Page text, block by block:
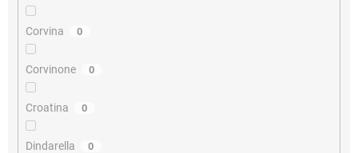
Corvina 0
Corvinone 0
Croatina 0
Dindarella 0